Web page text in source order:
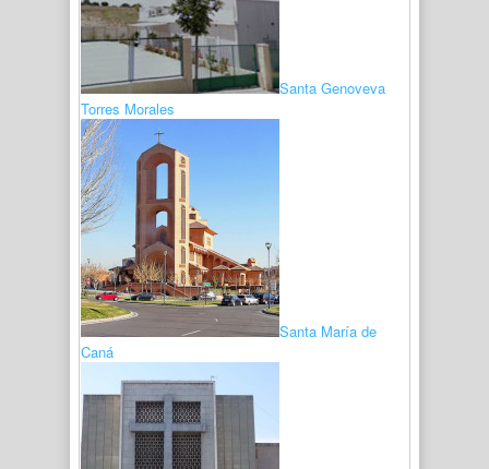
Santa Genoveva
Torres Morales
Santa María de
Caná